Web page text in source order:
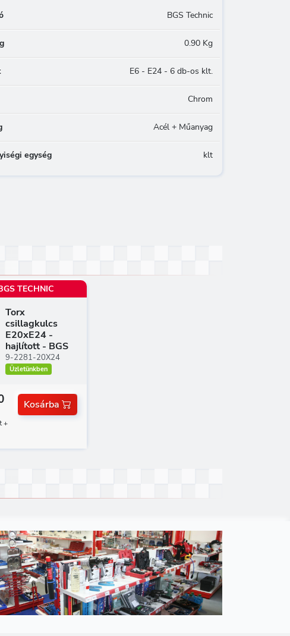
BGS Technic
0.90 Kg
E6 - E24 - 6 db-os klt.
Chrom
Acél + Műanyag
egység klt
TECHNIC
Torx
csillagkulcs
E20xE24 -
hajlított - BGS
9-2281-20X24
Üzletünkben
+
Kosárba